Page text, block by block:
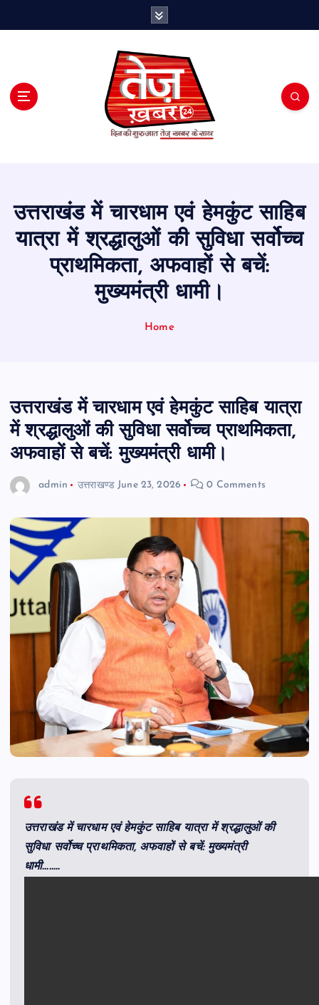
उत्तराखंड में चारधाम एवं हेमकुंट साहिब
यात्रा में श्रद्धालुओं की सुविधा सर्वोच्च
प्राथमिकता, अफवाहों से बचें:
मुख्यमंत्री धामी।
Home
उत्तराखंड में चारधाम एवं हेमकुंट साहिब यात्रा
में श्रद्धालुओं की सुविधा सर्वोच्च प्राथमिकता,
अफवाहों से बचें: मुख्यमंत्री धामी।
admin उत्तराखण्ड June 23, 2026 0 Comments
उत्तराखंड में चारधाम एवं हेमकुंट साहिब यात्रा में श्रद्धालुओं की
सुविधा सर्वोच्च प्राथमिकता, अफवाहों से बचें: मुख्यमंत्री
धामी……..